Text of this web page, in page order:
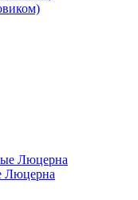
Люцерна